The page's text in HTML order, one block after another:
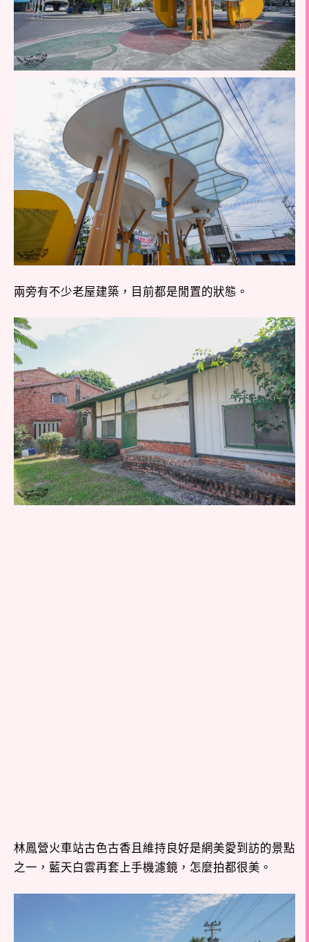
兩旁有不少老屋建築，目前都是閒置的狀態。
林鳳營火車站古色古香且維持良好是網美愛到訪的景點
之一，藍天白雲再套上手機濾鏡，怎麼拍都很美。